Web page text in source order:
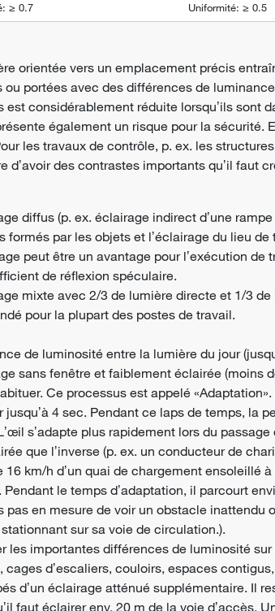
≥ 0.7 Uniformité: ≥ 0.5
orientée vers un emplacement précis
ou portées avec des différences de
est considérablement réduite lorsquʼils sont
également un risque pour la sécurité.
les travaux de contrôle, p. ex. les
dʼavoir des contrastes importants quʼil faut
diffus (p. ex. éclairage indirect dʼune
formés par les objets et lʼéclairage du lieu
peut être un avantage pour lʼexécution de
de réflexion spéculaire.
mixte avec 2/3 de lumière directe et 1/3
pour la plupart des postes de travail.
de luminosité entre la lumière du jour
sans fenêtre et faiblement éclairée (moins
Ce processus est appelé «Adaptation»
jusquʼà 4 sec. Pendant ce laps de temps, la
œil sʼadapte plus rapidement lors du
que lʼinverse (p. ex. un conducteur de
16 km/h dʼun quai de chargement ensoleillé
le temps dʼadaptation, il parcourt
pas en mesure de voir un obstacle inattendu
sur sa voie de circulation.).
les importantes différences de luminosité
cages dʼescaliers, couloirs, espaces
dʼun éclairage atténué supplémentaire. Il
faut éclairer env. 20 m de la voie dʼaccès.